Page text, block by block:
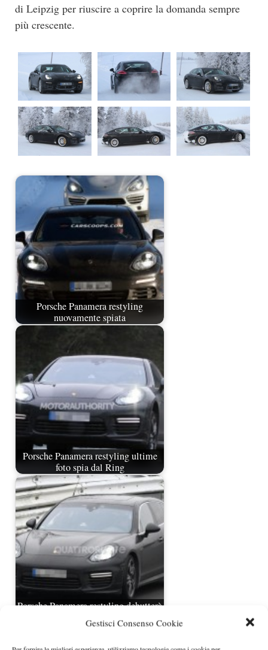
Gestisci Consenso Cookie
di Leipzig per riuscire a coprire la domanda sempre
più crescente.
Porsche Panamera restyling
nuovamente spiata
Porsche Panamera restyling ultime
foto spia dal Ring
Porsche Panamera restyling debutterà
a Shanghai?